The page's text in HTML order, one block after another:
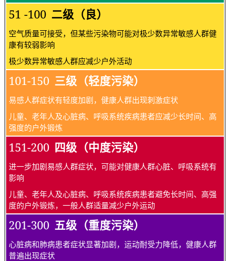
51 -100 二级（良）
空气质量可接受，但某些污染物可能对极少数异常敏感人群健
康有较弱影响
极少数异常敏感人群应减少户外活动
101-150 三级（轻度污染）
易感人群症状有轻度加剧，健康人群出现刺激症状
儿童、老年人及心脏病、呼吸系统疾病患者应减少长时间、高
强度的户外锻炼
151-200 四级（中度污染）
进一步加剧易感人群症状，可能对健康人群心脏、呼吸系统有
影响
儿童、老年人及心脏病、呼吸系统疾病患者避免长时间、高强
度的户外锻炼，一般人群适量减少户外运动
201-300 五级（重度污染）
心脏病和肺病患者症状显著加剧，运动耐受力降低，健康人群
普遍出现症状